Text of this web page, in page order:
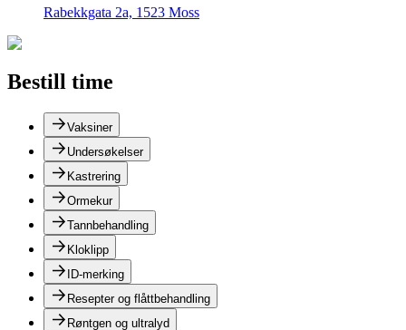
Rabekkgata 2a, 1523 Moss
Bestill time
Vaksiner
Undersøkelser
Kastrering
Ormekur
Tannbehandling
Kloklipp
ID-merking
Resepter og flåttbehandling
Røntgen og ultralyd